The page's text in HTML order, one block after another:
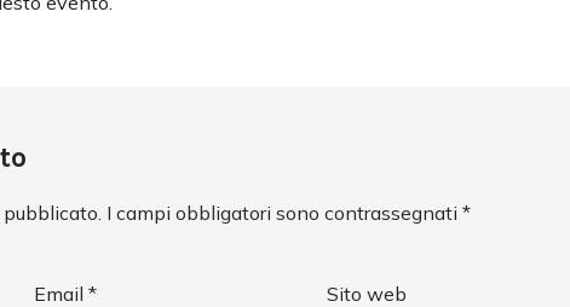
I campi obbligatori sono contrassegnati *
Email* Sito web